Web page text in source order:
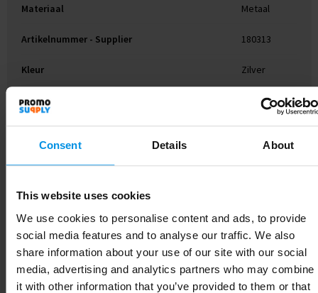
Consent Details About
This website uses cookies
We use cookies to personalise content and ads, to provide
social media features and to analyse our traffic. We also
share information about your use of our site with our social
media, advertising and analytics partners who may combine
it with other information that you’ve provided to them or that
Materiaal Metaal
Artikelnummer - Supplier 180313
Kleur Zilver
Breedte 53 cm
Lengte 78 cm
Gerelateerde producten